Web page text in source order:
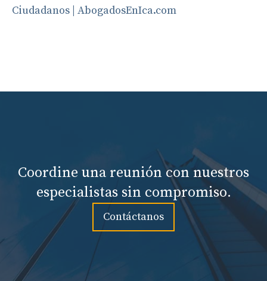
Ciudadanos | AbogadosEnIca.com
Coordine una reunión con nuestros
especialistas sin compromiso.
Contáctanos